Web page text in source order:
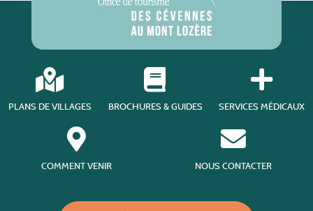
PLANS DE VILLAGES BROCHURES & GUIDES SERVICES MÉDICAUX
COMMENT VENIR NOUS CONTACTER